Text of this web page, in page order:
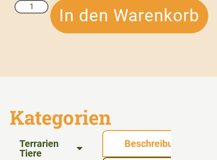
In den Warenkorb
Kategorien
Terrarien
Tiere
Beschreibung